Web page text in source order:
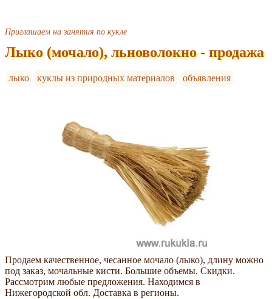
Приглашаем на занятия по кукле
Лыко (мочало), льноволокно - продажа
лыко куклы из природных материалов объявления
Продаем качественное, чесанное мочало (лыко), длину можно
под заказ, мочальные кисти. Большие объемы. Скидки.
Рассмотрим любые предложения. Находимся в
Нижегородской обл. Доставка в регионы.